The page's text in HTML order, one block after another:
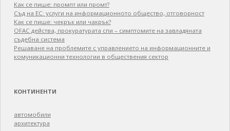
Как се пише: промпт или промт?
Съд на ЕС: услуги на информационното общество, отговорност
Как се пише: чекрък или чакрък?
OFAC действа, прокуратурата спи – симптомите на завладяната
съдебна система
Решаване на проблемите с управлението на информационните и
комуникационни технологии в обществения сектор
КОНТИНЕНТИ
автомобили
архитектура